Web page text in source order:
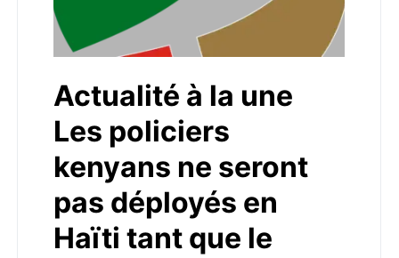
Actualité à la une
Les policiers
kenyans ne seront
pas déployés en
Haïti tant que le